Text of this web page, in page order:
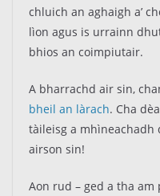
chluich an aghaigh a’
lìon agus is urrainn
bhios an coimpiutair.
A bharrachd air sin,
bheil an làrach. Cha
tàileisg a mhìneachadh
airson sin!
Aon rud – ged a tha am